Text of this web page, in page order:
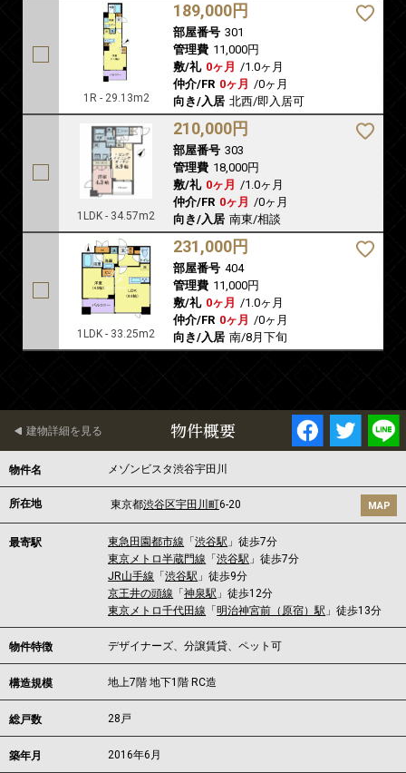
1R - 29.13m2
189,000円
部屋番号 301
管理費 11,000円
敷/礼 0ヶ月 /1.0ヶ月
仲介/FR 0ヶ月 /0ヶ月
向き/入居 北西/即入居可
1LDK - 34.57m2
210,000円
部屋番号 303
管理費 18,000円
敷/礼 0ヶ月 /1.0ヶ月
仲介/FR 0ヶ月 /0ヶ月
向き/入居 南東/相談
1LDK - 33.25m2
231,000円
部屋番号 404
管理費 11,000円
敷/礼 0ヶ月 /1.0ヶ月
仲介/FR 0ヶ月 /0ヶ月
向き/入居 南/8月下旬
物件概要
建物詳細を見る
物件名 メゾンビスタ渋谷宇田川
所在地 東京都渋谷区宇田川町6-20 MAP
最寄駅 東急田園都市線 「渋谷駅 」徒歩7分
東京メトロ半蔵門線 「渋谷駅 」徒歩7分
JR山手線 「渋谷駅 」徒歩9分
京王井の頭線 「神泉駅 」徒歩12分
東京メトロ千代田線 「明治神宮前（原宿）駅 」徒歩13分
物件特徴 デザイナーズ、分譲賃貸、ペット可
構造規模 地上7階 地下1階 RC造
総戸数 28戸
築年月 2016年6月